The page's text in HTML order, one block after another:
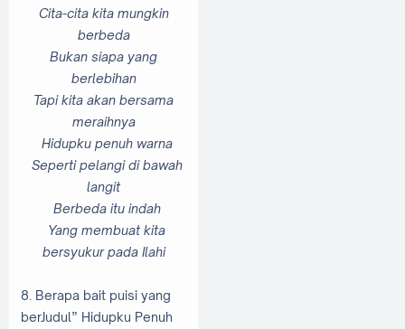
Cita-cita kita mungkin
berbeda
Bukan siapa yang
berlebihan
Tapi kita akan bersama
meraihnya
Hidupku penuh warna
Seperti pelangi di bawah
langit
Berbeda itu indah
Yang membuat kita
bersyukur pada Ilahi
8. Berapa bait puisi yang
berJudul” Hidupku Penuh